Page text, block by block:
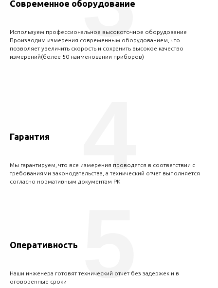
Современное оборудование
Используем профессиональное высокоточное оборудование
Производим измерения современным оборудованием, что
позволяет увеличить скорость и сохранить высокое качество
измерений(более 50 наименовании приборов)
Гарантия
Мы гарантируем, что все измерения проводятся в соответствии с
требованиями законодательства, а технический отчет выполняется
согласно нормативным документам РК
4
Оперативность
Наши инженера готовят технический отчет без задержек и в
оговоренные сроки
5